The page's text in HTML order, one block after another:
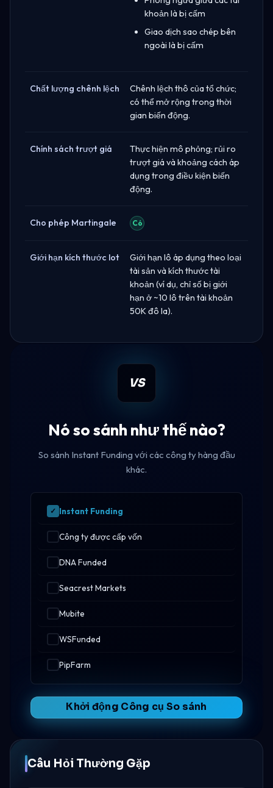
khoản là bị cấm
Giao dịch sao chép bên
ngoài là bị cấm
Chất lượng chênh lệch
Chênh lệch thô của tổ chức;
có thể mở rộng trong thời
gian biến động.
Chính sách trượt giá
Thực hiện mô phỏng; rủi ro
trượt giá và khoảng cách áp
dụng trong điều kiện biến
động.
Cho phép Martingale Có
Giới hạn kích thước lot
Giới hạn lô áp dụng theo loại
tài sản và kích thước tài
khoản (ví dụ, chỉ số bị giới
hạn ở ~10 lô trên tài khoản
50K đô la).
VS
Nó so sánh như thế nào?
So sánh Instant Funding với các công ty hàng đầu
khác.
Instant Funding
Công ty được cấp vốn
DNA Funded
Seacrest Markets
Mubite
WSFunded
PipFarm
Khởi động Công cụ So sánh
Câu Hỏi Thường Gặp